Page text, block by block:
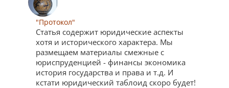
"Протокол"
Статья содержит юридические аспекты
хотя и исторического характера. Мы
размещаем материалы смежные с
юриспруденцией - финансы экономика
история государства и права и т.д. И
кстати юридический таблоид скоро будет!